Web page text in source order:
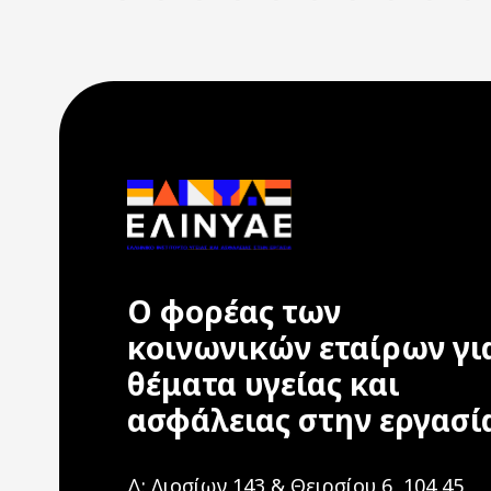
Ο φορέας των
κοινωνικών εταίρων
θέματα υγείας και
ασφάλειας στην